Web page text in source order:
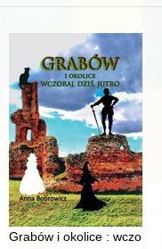
Podlaska : anniversary
: mecze przyjaźni
Grabów i okolice :